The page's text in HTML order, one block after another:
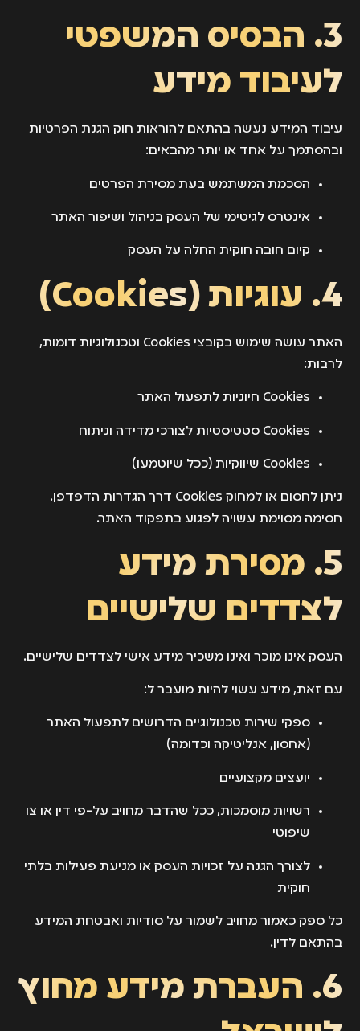
3. הבסיס המשפטי
לעיבוד מידע
עיבוד המידע נעשה בהתאם להוראות חוק הגנת הפרטיות
ובהסתמך על אחד או יותר מהבאים:
הסכמת המשתמש בעת מסירת הפרטים
אינטרס לגיטימי של העסק בניהול ושיפור האתר
קיום חובה חוקית החלה על העסק
4. עוגיות (Cookies)
האתר עושה שימוש בקובצי Cookies וטכנולוגיות דומות,
לרבות:
Cookies חיוניות לתפעול האתר
Cookies סטטיסטיות לצורכי מדידה וניתוח
Cookies שיווקיות (ככל שיוטמעו)
ניתן לחסום או למחוק Cookies דרך הגדרות הדפדפן.
חסימה מסוימת עשויה לפגוע בתפקוד האתר.
5. מסירת מידע
לצדדים שלישיים
העסק אינו מוכר ואינו משכיר מידע אישי לצדדים שלישיים.
עם זאת, מידע עשוי להיות מועבר ל:
ספקי שירות טכנולוגיים הדרושים לתפעול האתר
(אחסון, אנליטיקה וכדומה)
יועצים מקצועיים
רשויות מוסמכות, ככל שהדבר מחויב על-פי דין או צו
שיפוטי
לצורך הגנה על זכויות העסק או מניעת פעילות בלתי
חוקית
כל ספק כאמור מחויב לשמור על סודיות ואבטחת המידע
בהתאם לדין.
6. העברת מידע מחוץ